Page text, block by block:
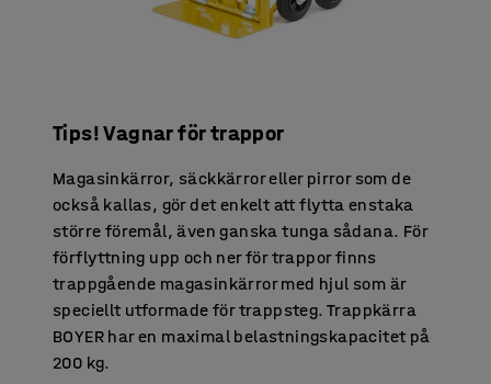
Tips! Vagnar för trappor
Magasinkärror, säckkärror eller pirror som de
också kallas, gör det enkelt att flytta enstaka
större föremål, även ganska tunga sådana. För
förflyttning upp och ner för trappor finns
trappgående magasinkärror med hjul som är
speciellt utformade för trappsteg. Trappkärra
BOYER har en maximal belastningskapacitet på
200 kg.